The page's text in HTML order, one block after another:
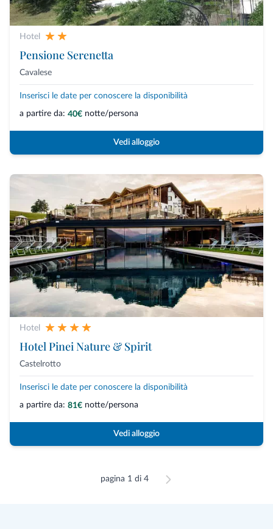
Hotel
Pensione Serenetta
Cavalese
Inserisci le date per conoscere la disponibilità
a partire da: 40€ notte/persona
Vedi alloggio
Hotel
Hotel Pinei Nature & Spirit
Castelrotto
Inserisci le date per conoscere la disponibilità
a partire da: 81€ notte/persona
Vedi alloggio
pagina 1 di 4